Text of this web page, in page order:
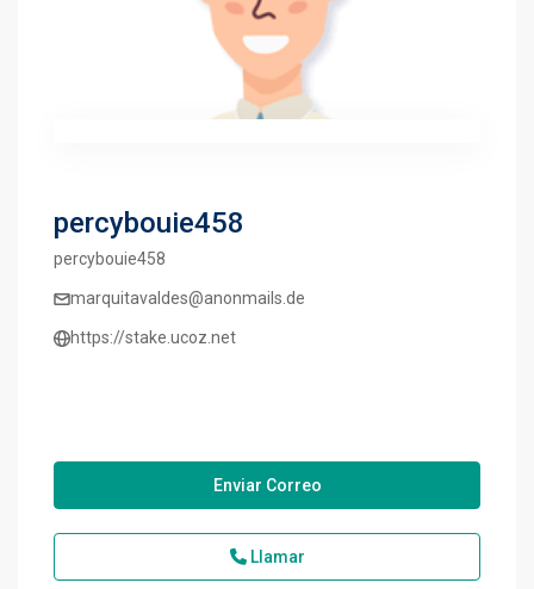
percybouie458
percybouie458
marquitavaldes@anonmails.de
https://stake.ucoz.net
Enviar Correo
Llamar